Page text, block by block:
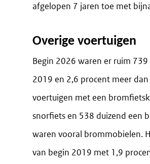
afgelopen 7 jaren toe met
Overige voertuigen
Begin 2026 waren er ruim
2019 en 2,6 procent meer
voertuigen met een
snorfiets en 538 duizend een
waren vooral brommobielen.
van begin 2019 met 1,9